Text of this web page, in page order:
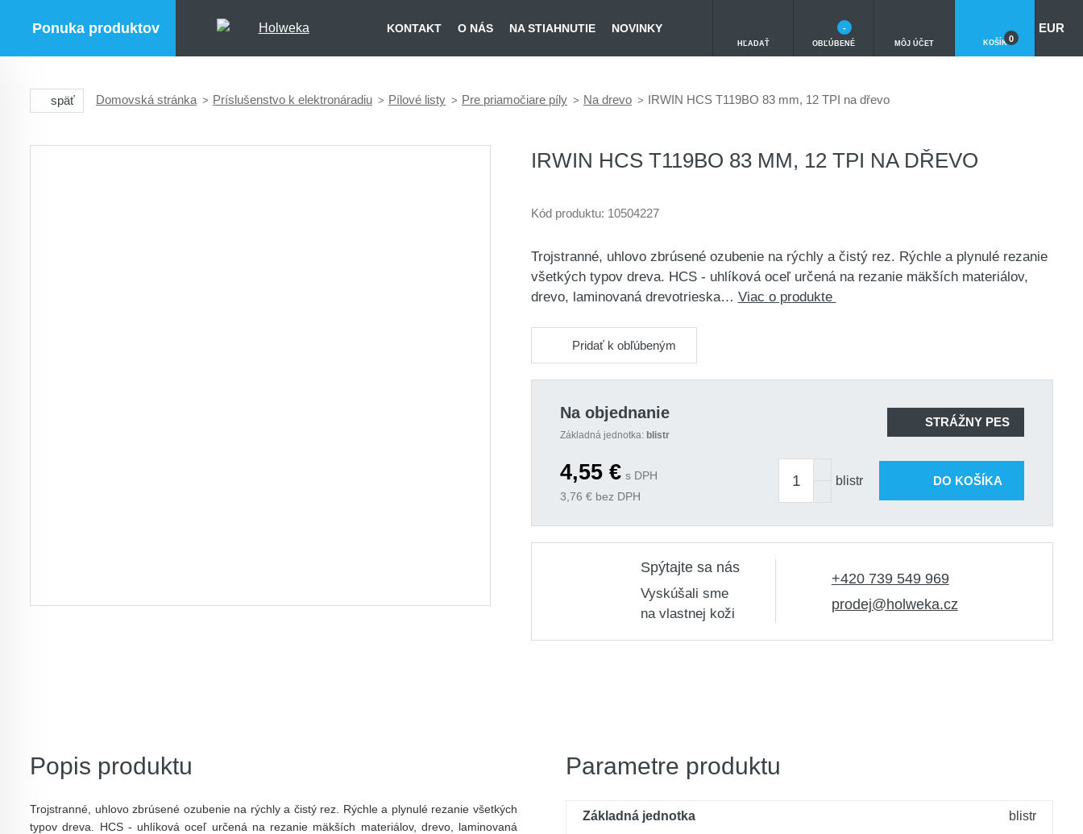
Ponuka produktov KONTAKT O NÁS NA STIAHNUTIE NOVINKY
HĽADAŤ OBĽÚBENÉ
-
MÔJ ÚČET KOŠÍK 0
EUR
späť Domovská stránka Príslušenstvo k elektronáradiu Pílové listy Pre priamočiare píly Na drevo IRWIN HCS T119BO 83 mm, 12 TPI na dřevo
IRWIN HCS T119BO 83 MM, 12 TPI NA DŘEVO
Kód produktu: 10504227
Trojstranné, uhlovo zbrúsené ozubenie na rýchly a čistý rez. Rýchle a plynulé rezanie
všetkých typov dreva. HCS - uhlíková oceľ určená na rezanie mäkších materiálov,
drevo, laminovaná drevotrieska… Viac o produkte
Pridať k obľúbeným
Na objednanie
Základná jednotka: blistr
STRÁŽNY PES
4,55€ s DPH
3,76 € bez DPH
blistr DO KOŠÍKA
Spýtajte sa nás
Vyskúšali sme
na vlastnej koži
+420 739 549 969
prodej@holweka.cz
Popis produktu
Trojstranné, uhlovo zbrúsené ozubenie na rýchly a čistý rez. Rýchle a plynulé rezanie všetkých
typov dreva. HCS - uhlíková oceľ určená na rezanie mäkších materiálov, drevo, laminovaná
Parametre produktu
Základná jednotka blistr